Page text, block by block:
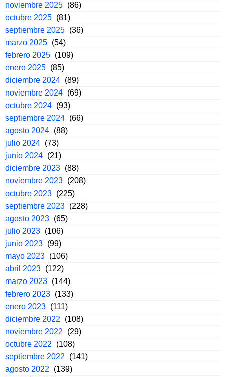
noviembre 2025 (86)
octubre 2025 (81)
septiembre 2025 (36)
marzo 2025 (54)
febrero 2025 (109)
enero 2025 (85)
diciembre 2024 (89)
noviembre 2024 (69)
octubre 2024 (93)
septiembre 2024 (66)
agosto 2024 (88)
julio 2024 (73)
junio 2024 (21)
diciembre 2023 (88)
noviembre 2023 (208)
octubre 2023 (225)
septiembre 2023 (228)
agosto 2023 (65)
julio 2023 (106)
junio 2023 (99)
mayo 2023 (106)
abril 2023 (122)
marzo 2023 (144)
febrero 2023 (133)
enero 2023 (111)
diciembre 2022
(108)
noviembre 2022
(29)
octubre 2022
(108)
septiembre 2022
(141)
agosto 2022
(139)